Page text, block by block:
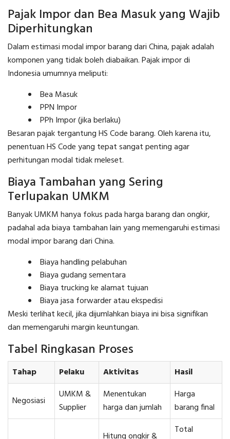
Pajak Impor dan Bea Masuk yang Wajib
Diperhitungkan
Dalam estimasi modal impor barang dari China, pajak adalah
komponen yang tidak boleh diabaikan. Pajak impor di
Indonesia umumnya meliputi:
Bea Masuk
PPN Impor
PPh Impor (jika berlaku)
Besaran pajak tergantung HS Code barang. Oleh karena itu,
penentuan HS Code yang tepat sangat penting agar
perhitungan modal tidak meleset.
Biaya Tambahan yang Sering
Terlupakan UMKM
Banyak UMKM hanya fokus pada harga barang dan ongkir,
padahal ada biaya tambahan lain yang memengaruhi estimasi
modal impor barang dari China.
Biaya handling pelabuhan
Biaya gudang sementara
Biaya trucking ke alamat tujuan
Biaya jasa forwarder atau ekspedisi
Meski terlihat kecil, jika dijumlahkan biaya ini bisa signifikan
dan memengaruhi margin keuntungan.
Tabel Ringkasan Proses
Tahap Pelaku Aktivitas Hasil
Negosiasi
UMKM &
Supplier
Menentukan
harga dan jumlah
Harga
barang final
Hitung ongkir &
Total